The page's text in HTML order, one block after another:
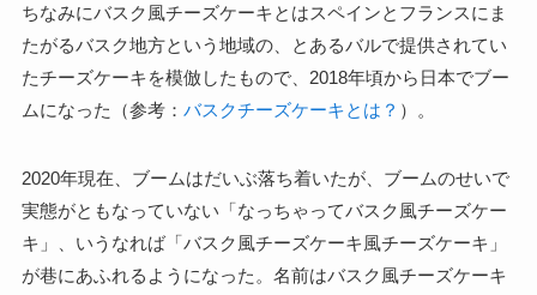
ちなみにバスク風チーズケーキとはスペインとフランスにま
たがるバスク地方という地域の、とあるバルで提供されてい
たチーズケーキを模倣したもので、2018年頃から日本でブー
ムになった（参考： バスクチーズケーキとは？ ）。
2020年現在、ブームはだいぶ落ち着いたが、ブームのせいで
実態がともなっていない「なっちゃってバスク風チーズケー
キ」、いうなれば「バスク風チーズケーキ風チーズケーキ」
が巷にあふれるようになった。名前はバスク風チーズケーキ